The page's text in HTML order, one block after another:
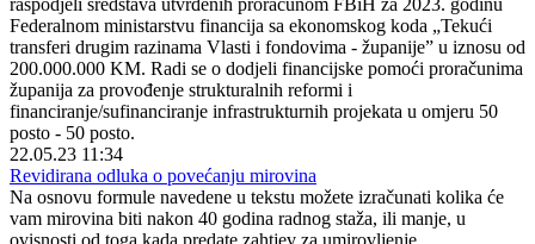
raspodjeli sredstava utvrđenih proračunom FBiH za 2023. godinu
Federalnom ministarstvu financija sa ekonomskog koda „Tekući
transferi drugim razinama Vlasti i fondovima - županije” u iznosu od
200.000.000 KM. Radi se o dodjeli financijske pomoći proračunima
županija za provođenje strukturalnih reformi i
financiranje/sufinanciranje infrastrukturnih projekata u omjeru 50
posto - 50 posto.
22.05.23 11:34
Revidirana odluka o povećanju mirovina
Na osnovu formule navedene u tekstu možete izračunati kolika će
vam mirovina biti nakon 40 godina radnog staža, ili manje, u
ovisnosti od toga kada predate zahtjev za umirovljenje.